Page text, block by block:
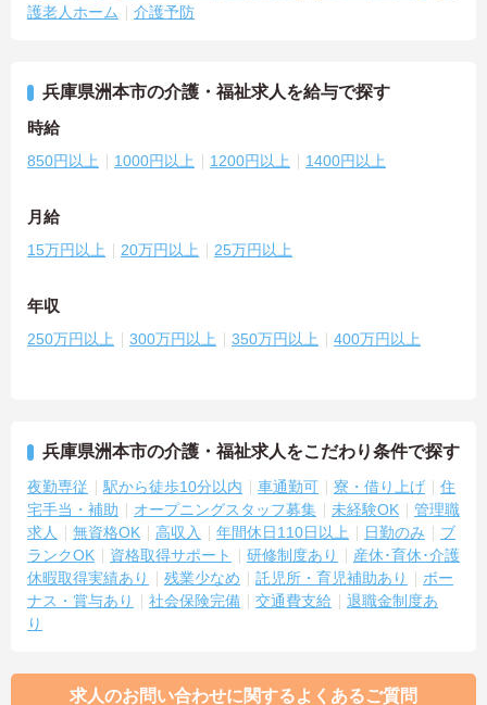
護老人ホーム
介護予防
兵庫県洲本市の介護・福祉求人を給与で探す
時給
850円以上 1000円以上 1200円以上 1400円以上
月給
15万円以上 20万円以上 25万円以上
年収
250万円以上 300万円以上 350万円以上 400万円以上
兵庫県洲本市の介護・福祉求人をこだわり条件で探す
夜勤専従 駅から徒歩10分以内 車通勤可 寮・借り上げ
住
宅手当・補助
オープニングスタッフ募集 未経験OK
管理職
求人
無資格OK 高収入 年間休日110日以上 日勤のみ
ブ
ランクOK
資格取得サポート 研修制度あり
産休･育休･介護
休暇取得実績あり
残業少なめ 託児所・育児補助あり
ボー
ナス・賞与あり
社会保険完備 交通費支給
退職金制度あ
り
求人のお問い合わせに関するよくあるご質問